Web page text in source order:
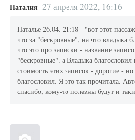
Наталия 27 апреля 2022, 16:16
Наталье 26.04. 21:18 - "вот этот
что за "бескровные", на что владыка
что это про записки - название
"бескровные". а Владыка
стоимость этих записок - дорогие - но
благословил. Я это так прочитала.
спасибо, кому-то полезны будут и